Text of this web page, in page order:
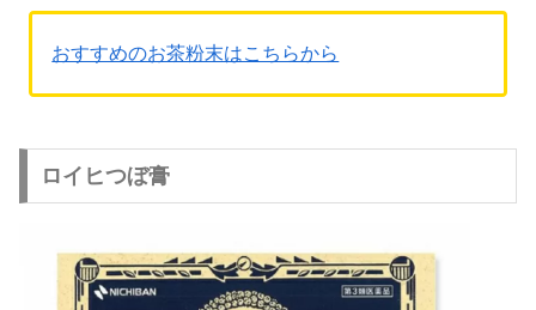
おすすめのお茶粉末はこちらから
ロイヒつぼ膏